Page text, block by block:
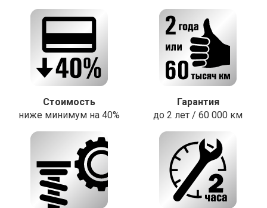
Стоимость
ниже минимум на 40%
Гарантия
до 2 лет / 60 000 км